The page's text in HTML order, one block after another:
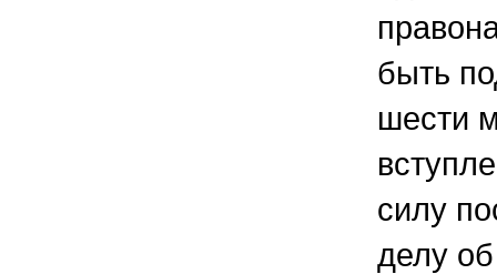
быть
шести
силу
делу об